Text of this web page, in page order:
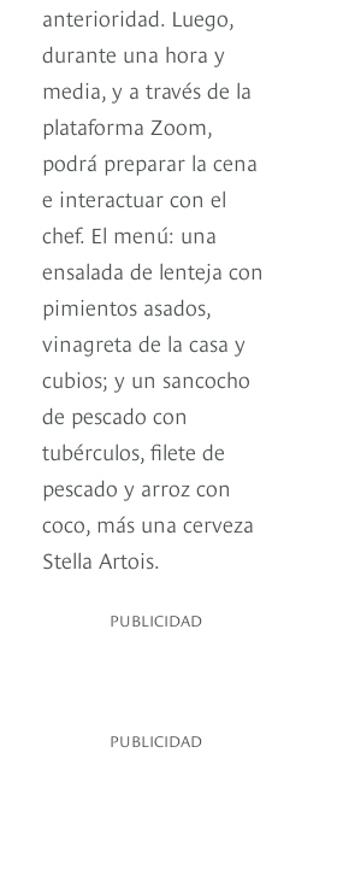
anterioridad. Luego,
durante una hora y
media, y a través de la
plataforma Zoom,
podrá preparar la cena
e interactuar con el
chef. El menú: una
ensalada de lenteja con
pimientos asados,
vinagreta de la casa y
cubios; y un sancocho
de pescado con
tubérculos, filete de
pescado y arroz con
coco, más una cerveza
Stella Artois.
PUBLICIDAD
PUBLICIDAD